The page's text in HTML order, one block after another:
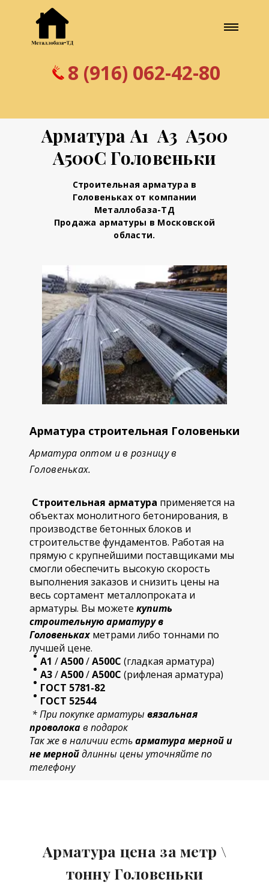
8 (916) 062-42-80
Арматура А1 А3 А500
А500С Головеньки
Строительная арматура в
Головеньках от компании
Металлобаза-ТД
Продажа арматуры в Московской
области.
Арматура строительная Головеньки
Арматура оптом и в розницу в
Головеньках.
Строительная арматура применяется на
объектах монолитного бетонирования, в
производстве бетонных блоков и
строительстве фундаментов. Работая на
прямую с крупнейшими поставщиками мы
смогли обеспечить высокую скорость
выполнения заказов и снизить цены на
весь сортамент металлопроката и
арматуры. Вы можете купить
строительнуюарматуру в
Головеньках метрами либо тоннами по
лучшей цене.
А1 /А500/А500С (гладкая арматура)
А3/А500/А500С (рифленая арматура)
ГОСТ 5781-82
ГОСТ 52544
* При покупке арматуры вязальная
проволокав подарок
Так же в наличии естьарматура мерной и
не мернойдлинны цены уточняйте по
телефону
Арматура цена за метр \
тонну Головеньки